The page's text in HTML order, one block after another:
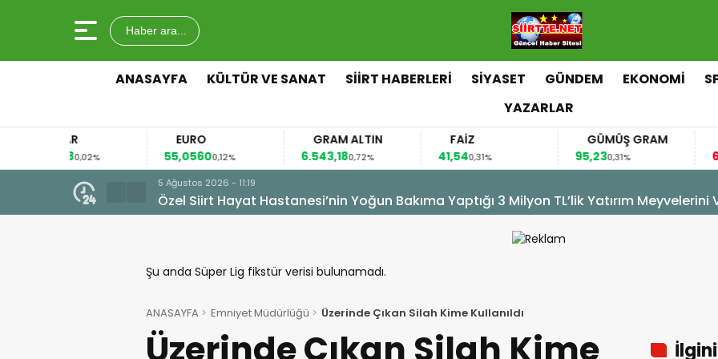
Haber ara...
ANASAYFA KÜLTÜR VE SANAT SİİRT HABERLERİ SİYASET GÜNDEM EKONOMİ
YAZARLAR
0,12%
GRAM ALTIN
0,72%
GÜMÜŞ GRAM
BITCOIN
64.578,00
5 Ağustos 2026 - 09:32
Birkaç Dakikalık Serinlik, Bir Ömürlük Acıya Dönüşmesin
Şu anda Süper Lig fikstür verisi bulunamadı.
ANASAYFA Emniyet Müdürlüğü Üzerinde Çıkan Silah Kime Kullanıldı